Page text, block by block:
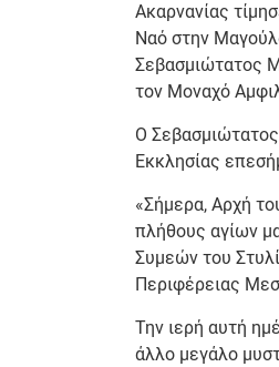
Ακαρνανίας
Ναό στην
Σεβασμιώτατος
τον Μοναχό
Ο
Εκκλησίας
«Σήμερα, Αρχή
πλήθους αγίων
Συμεών του
Περιφέρειας
Την ιερή αυτή
άλλο μεγάλο